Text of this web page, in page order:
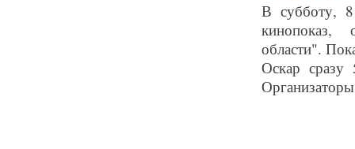
В субботу,
кинопоказ,
области".
Оскар